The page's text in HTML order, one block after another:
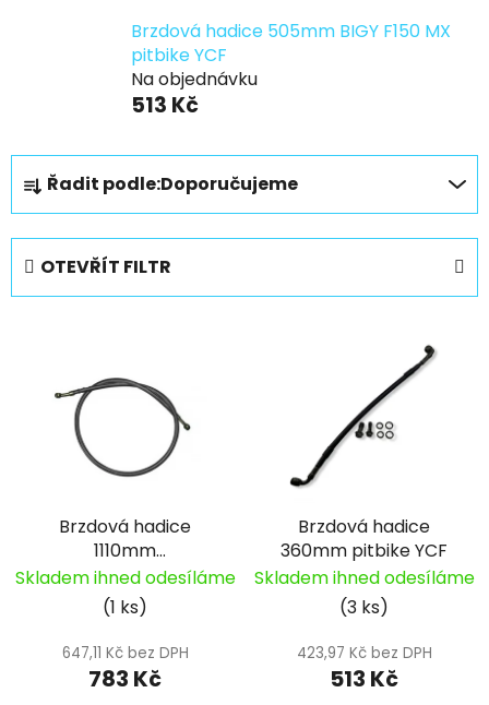
Brzdová hadice 505mm BIGY F150 MX
pitbike YCF
Na objednávku
513 Kč
Ř
a
z
e
n
Řadit podle:Doporučujeme
OTEVŘÍT FILTR
u
Brzdová hadice
1110mm
d.10mm/d.10mm
pitbike YCF
Skladem ihned odesíláme
(1 ks)
647,11 Kč bez DPH
783 Kč
Brzdová hadice
360mm pitbike YCF
Skladem ihned odesíláme
(3 ks)
423,97 Kč bez DPH
513 Kč